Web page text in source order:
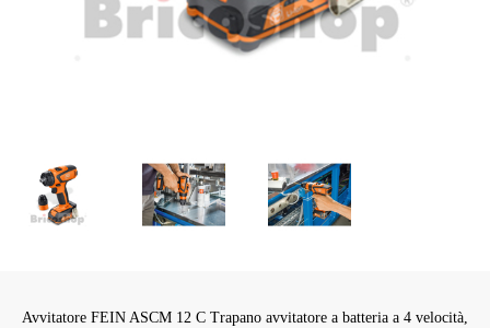
Avvitatore FEIN ASCM 12 C Trapano avvitatore a batteria a 4 velocità,